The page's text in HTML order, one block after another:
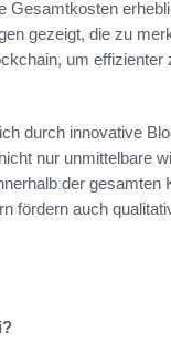
Gesamtkosten
gezeigt, die zu
um effizienter
durch innovative
nur unmittelbare
der gesamten
fördern auch